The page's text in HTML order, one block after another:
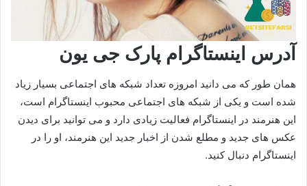
آدرس اینستاگرام پارک جی یون
همان طور که می دانید امروزه تعداد شبکه های اجتماعی بسیار زیاد
شده است و یکی از شبکه های اجتماعی محبوب اینستاگرام است،
این هنرمند در اینستاگرام فعالیت زیادی دارد و می توانید برای دیدن
عکس های جدید و مطلع شدن از اخبار جدید این هنرمند، او را در
اینستاگرام دنبال کنید.